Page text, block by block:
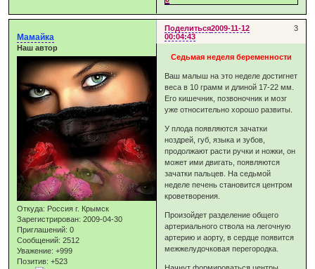
Поделиться 3
2009-11-12
00:04:43
Мамайка
Наш автор
Откуда: Россия г. Крымск
Зарегистрирован: 2009-04-30
Приглашений: 0
Сообщений: 2512
Уважение: +999
Позитив: +523
Седьмая неделя беременности
Ваш малыш на это неделе достигнет
веса в 10 грамм и длиной 17-22 мм.
Его кишечник, позвоночник и мозг
уже относительно хорошо развиты.
У плода появляются зачатки
ноздрей, губ, языка и зубов,
продолжают расти ручки и ножки, он
может ими двигать, появляются
зачатки пальцев. На седьмой
неделе печень становится центром
кроветворения.
Произойдет разделение общего
артериального ствола на легочную
артерию и аорту, в сердце появится
межжелудочковая перегородка.